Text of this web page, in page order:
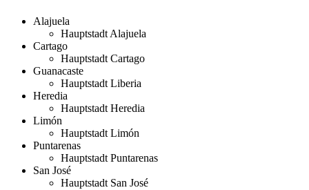
Alajuela
Hauptstadt Alajuela
Cartago
Hauptstadt Cartago
Guanacaste
Hauptstadt Liberia
Heredia
Hauptstadt Heredia
Limón
Hauptstadt Limón
Puntarenas
Hauptstadt Puntarenas
San José
Hauptstadt San José